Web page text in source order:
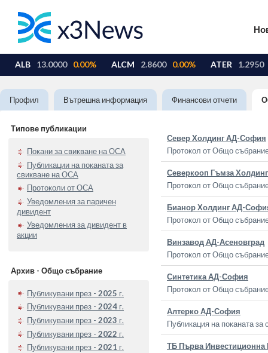
Профил Вътрешна информация Финансови отчети
Типове публикации
Покани за свикване на ОСА
Публикации на поканата за
свикване на ОСА
Протоколи от ОСА
Уведомления за паричен
дивидент
Уведомления за дивидент в
акции
Архив - Общо събрание
Публикувани през - 2025 г.
Публикувани през - 2024 г.
Публикувани през - 2023 г.
Публикувани през - 2022 г.
Публикувани през - 2021 г.
Север Холдинг АД-София
Протокол от Общо
Северкооп Гъмза
Протокол от Общо
Бианор Холдинг АД-
Протокол от Общо
Винзавод АД-Асеновград
Протокол от Общо
Синтетика АД-София
Протокол от Общо
Алтерко АД-София
Публикация на поканата
ТБ Първа